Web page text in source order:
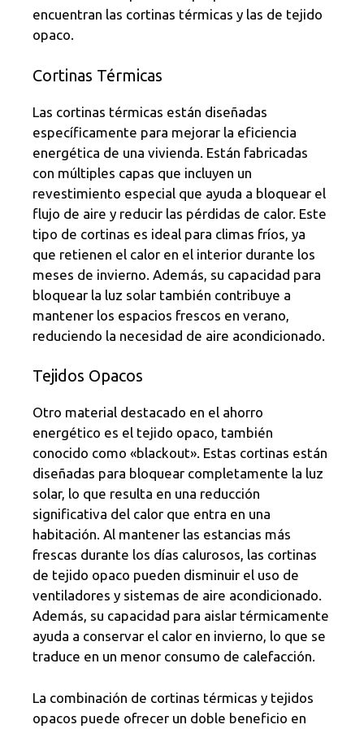
encuentran las cortinas térmicas y las de tejido
opaco.
Cortinas Térmicas
Las cortinas térmicas están diseñadas
específicamente para mejorar la eficiencia
energética de una vivienda. Están fabricadas
con múltiples capas que incluyen un
revestimiento especial que ayuda a bloquear el
flujo de aire y reducir las pérdidas de calor. Este
tipo de cortinas es ideal para climas fríos, ya
que retienen el calor en el interior durante los
meses de invierno. Además, su capacidad para
bloquear la luz solar también contribuye a
mantener los espacios frescos en verano,
reduciendo la necesidad de aire acondicionado.
Tejidos Opacos
Otro material destacado en el ahorro
energético es el tejido opaco, también
conocido como «blackout». Estas cortinas están
diseñadas para bloquear completamente la luz
solar, lo que resulta en una reducción
significativa del calor que entra en una
habitación. Al mantener las estancias más
frescas durante los días calurosos, las cortinas
de tejido opaco pueden disminuir el uso de
ventiladores y sistemas de aire acondicionado.
Además, su capacidad para aislar térmicamente
ayuda a conservar el calor en invierno, lo que se
traduce en un menor consumo de calefacción.
La combinación de cortinas térmicas y tejidos
opacos puede ofrecer un doble beneficio en